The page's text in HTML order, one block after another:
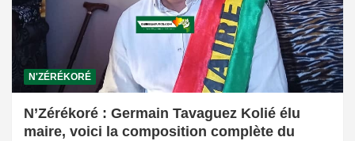
N'ZÉRÉKORÉ
N’Zérékoré : Germain Tavaguez Kolié élu
maire, voici la composition complète du